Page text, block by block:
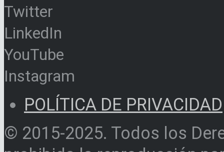
Twitter
LinkedIn
YouTube
Instagram
POLÍTICA DE PRIVACIDAD
© 2015-2025. Todos los